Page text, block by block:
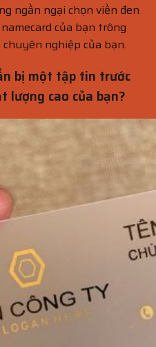
ngần ngại chọn viền đen
của bạn trông
nghiệp của bạn.
bị một tập tin trước
lượng cao của bạn?